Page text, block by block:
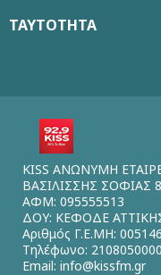
ΤΑΥΤΟΤΗΤΑ
KISS ΑΝΩΝΥΜΗ
ΒΑΣΙΛΙΣΣΗΣ ΣΟΦΙΑΣ
ΑΦΜ: 095555513
ΔΟΥ: ΚΕΦΟΔΕ
Αριθμός Γ.Ε.ΜΗ:
Τηλέφωνο: 2108050000
Email: info@kissfm.gr